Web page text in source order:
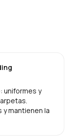
uniformes y
mantienen la